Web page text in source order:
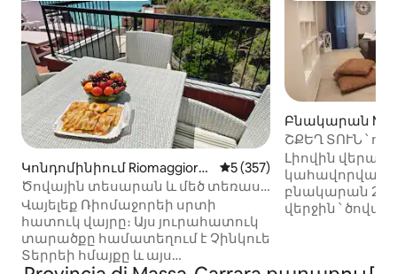
Կոնդոմինիում Riomaggiore-
ում
Միջին վարկանիշը՝ 5-ից
5 (357)
Ծովային տեսարան և մեծ տեռաս -
Վերելակ - 1,5 լոգասենյակ
Վայելեք Ռիոմաջորեի սրտի
հատուկ վայրը։ Այս յուրահատուկ
տարածքը համատեղում է Չինկուե
Տերրեի հմայքը և այս
Բնակարան
ՇՔԵՂ ՏՈՒՆ ՝
Լիովին
կահավորված
բնակարան
վերջին ՝